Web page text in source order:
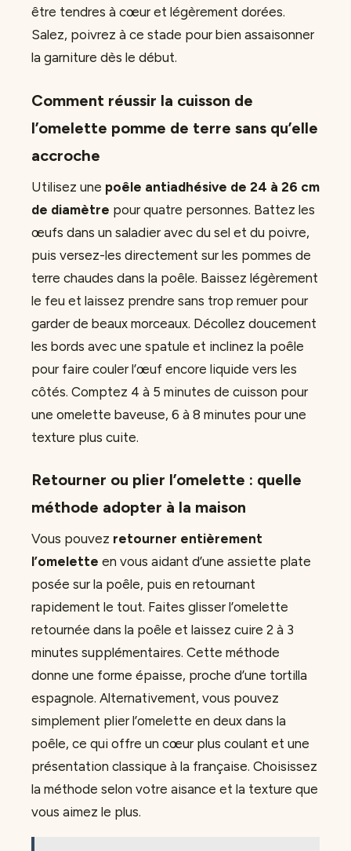
être tendres à cœur et légèrement dorées.
Salez, poivrez à ce stade pour bien assaisonner
la garniture dès le début.
Comment réussir la cuisson de
l’omelette pomme de terre sans qu’elle
accroche
Utilisez une poêle antiadhésive de 24 à 26 cm
de diamètre pour quatre personnes. Battez les
œufs dans un saladier avec du sel et du poivre,
puis versez-les directement sur les pommes de
terre chaudes dans la poêle. Baissez légèrement
le feu et laissez prendre sans trop remuer pour
garder de beaux morceaux. Décollez doucement
les bords avec une spatule et inclinez la poêle
pour faire couler l’œuf encore liquide vers les
côtés. Comptez 4 à 5 minutes de cuisson pour
une omelette baveuse, 6 à 8 minutes pour une
texture plus cuite.
Retourner ou plier l’omelette : quelle
méthode adopter à la maison
Vous pouvez retourner entièrement
l’omelette en vous aidant d’une assiette plate
posée sur la poêle, puis en retournant
rapidement le tout. Faites glisser l’omelette
retournée dans la poêle et laissez cuire 2 à 3
minutes supplémentaires. Cette méthode
donne une forme épaisse, proche d’une tortilla
espagnole. Alternativement, vous pouvez
simplement plier l’omelette en deux dans la
poêle, ce qui offre un cœur plus coulant et une
présentation classique à la française. Choisissez
la méthode selon votre aisance et la texture que
vous aimez le plus.